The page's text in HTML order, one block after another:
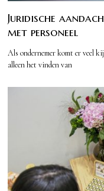
Juridische
met personeel
Als ondernemer komt er veel
alleen het vinden van